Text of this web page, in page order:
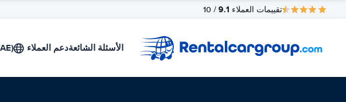
تقييمات العملاء 9.1
/ 10
الأسئلة الشائعةدعم العملاء (AE)